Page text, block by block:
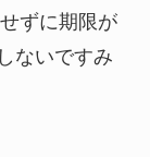
ずに期限が
ないですみ